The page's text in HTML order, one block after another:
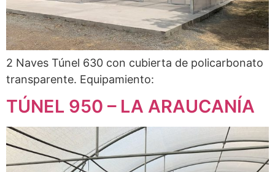
2 Naves Túnel 630 con cubierta de policarbonato
transparente. Equipamiento:
TÚNEL 950 – LA ARAUCANÍA